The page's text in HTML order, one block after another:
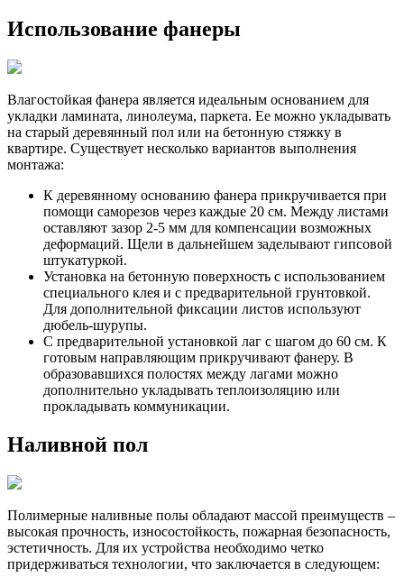
Использование фанеры
Влагостойкая фанера является идеальным основанием для
укладки ламината, линолеума, паркета. Ее можно укладывать
на старый деревянный пол или на бетонную стяжку в
квартире. Существует несколько вариантов выполнения
монтажа:
К деревянному основанию фанера прикручивается при
помощи саморезов через каждые 20 см. Между листами
оставляют зазор 2-5 мм для компенсации возможных
деформаций. Щели в дальнейшем заделывают гипсовой
штукатуркой.
Установка на бетонную поверхность с использованием
специального клея и с предварительной грунтовкой.
Для дополнительной фиксации листов используют
дюбель-шурупы.
С предварительной установкой лаг с шагом до 60 см. К
готовым направляющим прикручивают фанеру. В
образовавшихся полостях между лагами можно
дополнительно укладывать теплоизоляцию или
прокладывать коммуникации.
Наливной пол
Полимерные наливные полы обладают массой преимуществ –
высокая прочность, износостойкость, пожарная безопасность,
эстетичность. Для их устройства необходимо четко
придерживаться технологии, что заключается в следующем: